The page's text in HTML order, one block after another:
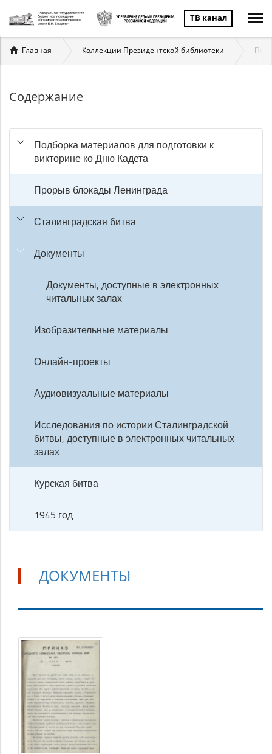
ТВ канал
Вы
здесь
Главная Коллекции Президентской библиотеки
Содержание
Подборка материалов для подготовки к
викторине ко Дню Кадета
Прорыв блокады Ленинграда
Сталинградская битва
Документы
Документы, доступные в электронных
читальных залах
Изобразительные материалы
Онлайн-проекты
Аудиовизуальные материалы
Исследования по истории Сталинградской
битвы, доступные в электронных читальных
залах
Курская битва
1945 год
ДОКУМЕНТЫ
Документы